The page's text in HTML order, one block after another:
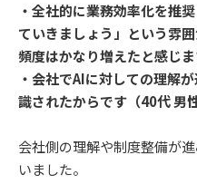
・全社的に業務効率化を推
ていきましょう」という雰
頻度はかなり増えたと感じま
・会社でAIに対しての理解
識されたからです（40代 男性
会社側の理解や制度整備が
いました。